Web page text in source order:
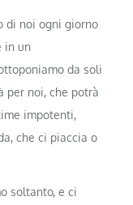
di noi ogni giorno
in un
da soli
per noi, che potrà
impotenti,
che ci piaccia o
soltanto, e ci